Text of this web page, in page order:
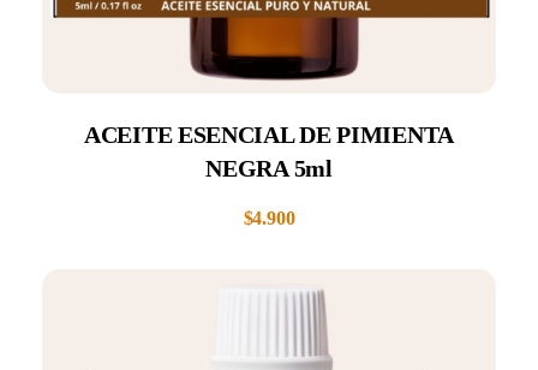
ACEITE ESENCIAL DE PIMIENTA
NEGRA 5ml
$4.900